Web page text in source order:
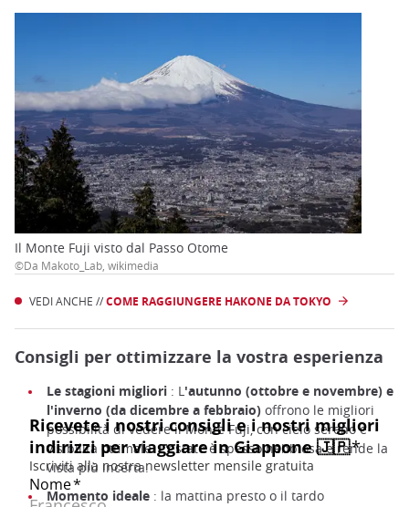
Il Monte Fuji visto dal Passo Otome
©Da Makoto_Lab, wikimedia
VEDI ANCHE //COME RAGGIUNGERE HAKONE DA TOKYO
Consigli per ottimizzare la vostra esperienza
Le stagioni migliori : L'autunno (ottobre e novembre) e
l'inverno (da dicembre a febbraio) offrono le migliori
possibilità di vedere il Monte Fuji, con cielo sereno e
visibilità ottimale. L'estate è spesso nebbiosa e rende la
vista più incerta.
Momento ideale : la mattina presto o il tardo